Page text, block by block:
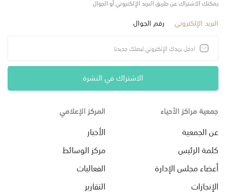
يمكنك الاشتراك عن طريق البريد الإلكتروني أو الجوال
البريد الإلكتروني رقم الجوال
الاشتراك في النشرة
جمعية مراكز الأحياء
عن الجمعية
كلمة الرئيس
أعضاء مجلس الإدارة
الإنجازات
المركز الإعلامي
الأخبار
مركز الوسائط
الفعاليات
التقارير